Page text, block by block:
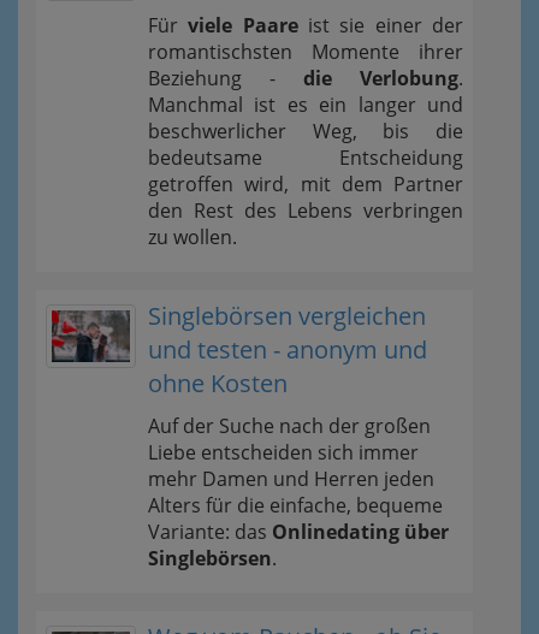
Fürviele Paareist sie einer der
romantischsten Momente ihrer
Beziehung - die Verlobung.
Manchmal ist es ein langer und
beschwerlicher Weg, bis die
bedeutsame Entscheidung
getroffen wird, mit dem Partner
den Rest des Lebens verbringen
zu wollen.
Singlebörsen vergleichen
und testen - anonym und
ohne Kosten
Auf der Suche nach der großen
Liebe entscheiden sich immer
mehr Damen und Herren jeden
Alters für die einfache, bequeme
Variante: das Onlinedating über
Singlebörsen.